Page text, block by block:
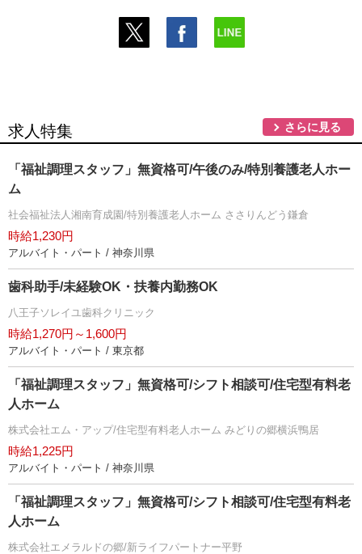
求人特集 さらに見る
「福祉調理スタッフ」無資格可/午後のみ/特別養護老人ホー
ム
社会福祉法人湘南育成園/特別養護老人ホーム ささりんどう鎌倉
時給1,230円
アルバイト・パート / 神奈川県
歯科助手/未経験OK・扶養内勤務OK
八王子ソレイユ歯科クリニック
時給1,270円～1,600円
アルバイト・パート / 東京都
「福祉調理スタッフ」無資格可/シフト相談可/住宅型有料老
人ホーム
株式会社エム・アップ/住宅型有料老人ホーム みどりの郷横浜鴨居
時給1,225円
アルバイト・パート / 神奈川県
「福祉調理スタッフ」無資格可/シフト相談可/住宅型有料老
人ホーム
株式会社エメラルドの郷/新ライフパートナー平野